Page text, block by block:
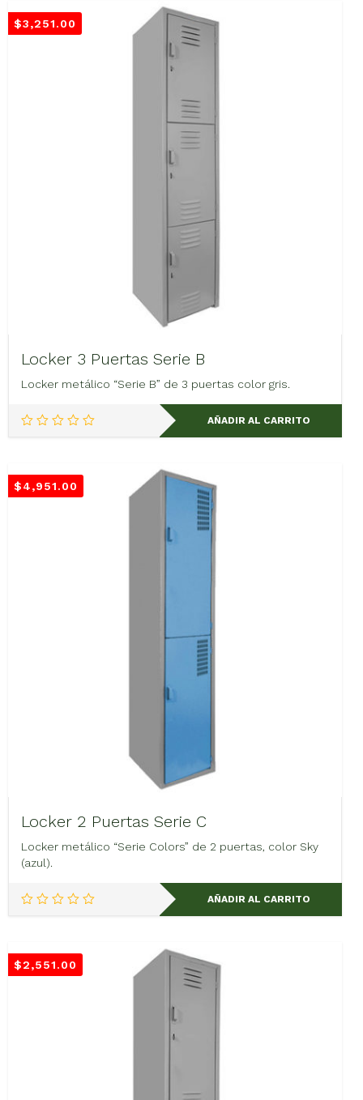
$3,251.00
Locker 3 Puertas Serie B
Locker metálico “Serie B” de 3 puertas color gris.
AÑADIR AL CARRITO
$4,951.00
Locker 2 Puertas Serie C
Locker metálico “Serie Colors” de 2 puertas, color Sky
(azul).
AÑADIR AL CARRITO
$2,551.00